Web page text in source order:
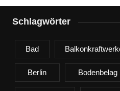
Schlagwörter
Bad
Berlin Bodenbelag